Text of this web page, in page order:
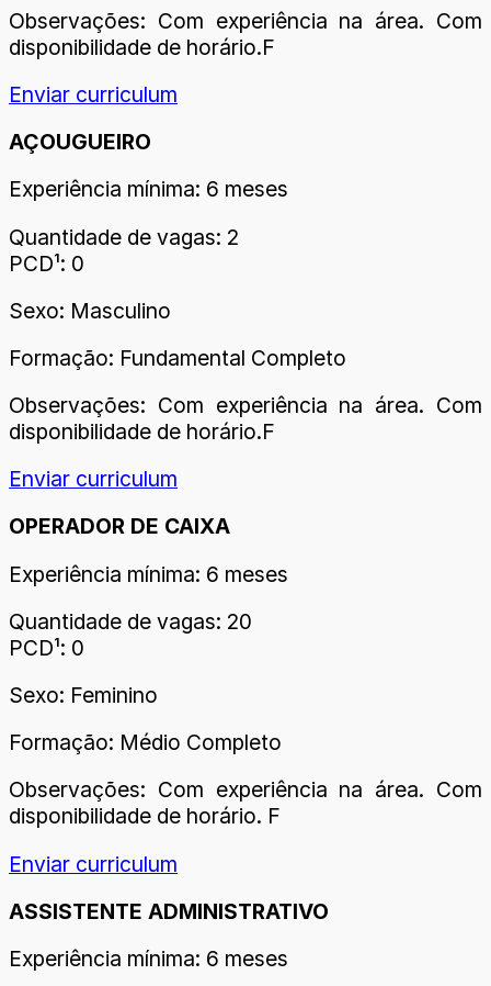
Observações: Com experiência na área. Com
disponibilidade de horário.F
Enviar curriculum
AÇOUGUEIRO
Experiência mínima: 6 meses
Quantidade de vagas: 2
PCD¹: 0
Sexo: Masculino
Formação: Fundamental Completo
Observações: Com experiência na área. Com
disponibilidade de horário.F
Enviar curriculum
OPERADOR DE CAIXA
Experiência mínima: 6 meses
Quantidade de vagas: 20
PCD¹: 0
Sexo: Feminino
Formação: Médio Completo
Observações: Com experiência na área. Com
disponibilidade de horário. F
Enviar curriculum
ASSISTENTE ADMINISTRATIVO
Experiência mínima: 6 meses